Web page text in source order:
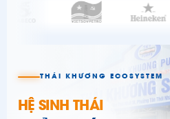
THÁI KHƯƠNG ECOSYSTEM
HỆ SINH THÁI